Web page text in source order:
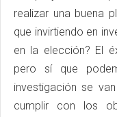
realizar una buena
que invirtiendo en
en la elección? El
pero sí que
investigación se
cumplir con los